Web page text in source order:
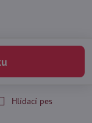
Hlídací pes